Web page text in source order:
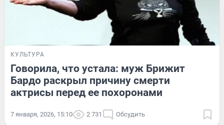
КУЛЬТУРА
Говорила, что устала: муж Брижит
Бардо раскрыл причину смерти
актрисы перед ее похоронами
7 января, 2026, 15:10 2 731 Обсудить